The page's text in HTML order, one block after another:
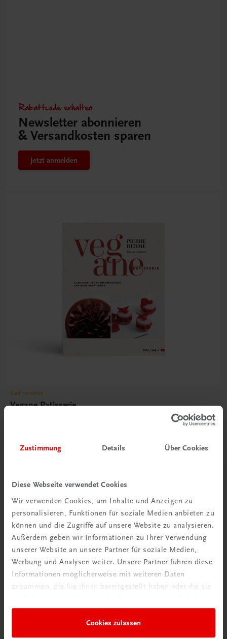
Zustimmung Details Über Cookies
Diese Webseite verwendet Cookies
Wir verwenden Cookies, um Inhalte und Anzeigen zu
personalisieren, Funktionen für soziale Medien anbieten zu
können und die Zugriffe auf unsere Website zu analysieren.
Außerdem geben wir Informationen zu Ihrer Verwendung
unserer Website an unsere Partner für soziale Medien,
Werbung und Analysen weiter. Unsere Partner führen diese
Informationen möglicherweise mit weiteren Daten
zusammen, die Sie ihnen bereitgestellt haben oder die sie
Cookies zulassen
Rabattcode erhalten
Newsletter abonnieren
& Versandkosten sparen
Jetzt anmelden
Gastronomie
Vegane Patisserie
Klassiker, vegan interpretiert, und neue Kreationen